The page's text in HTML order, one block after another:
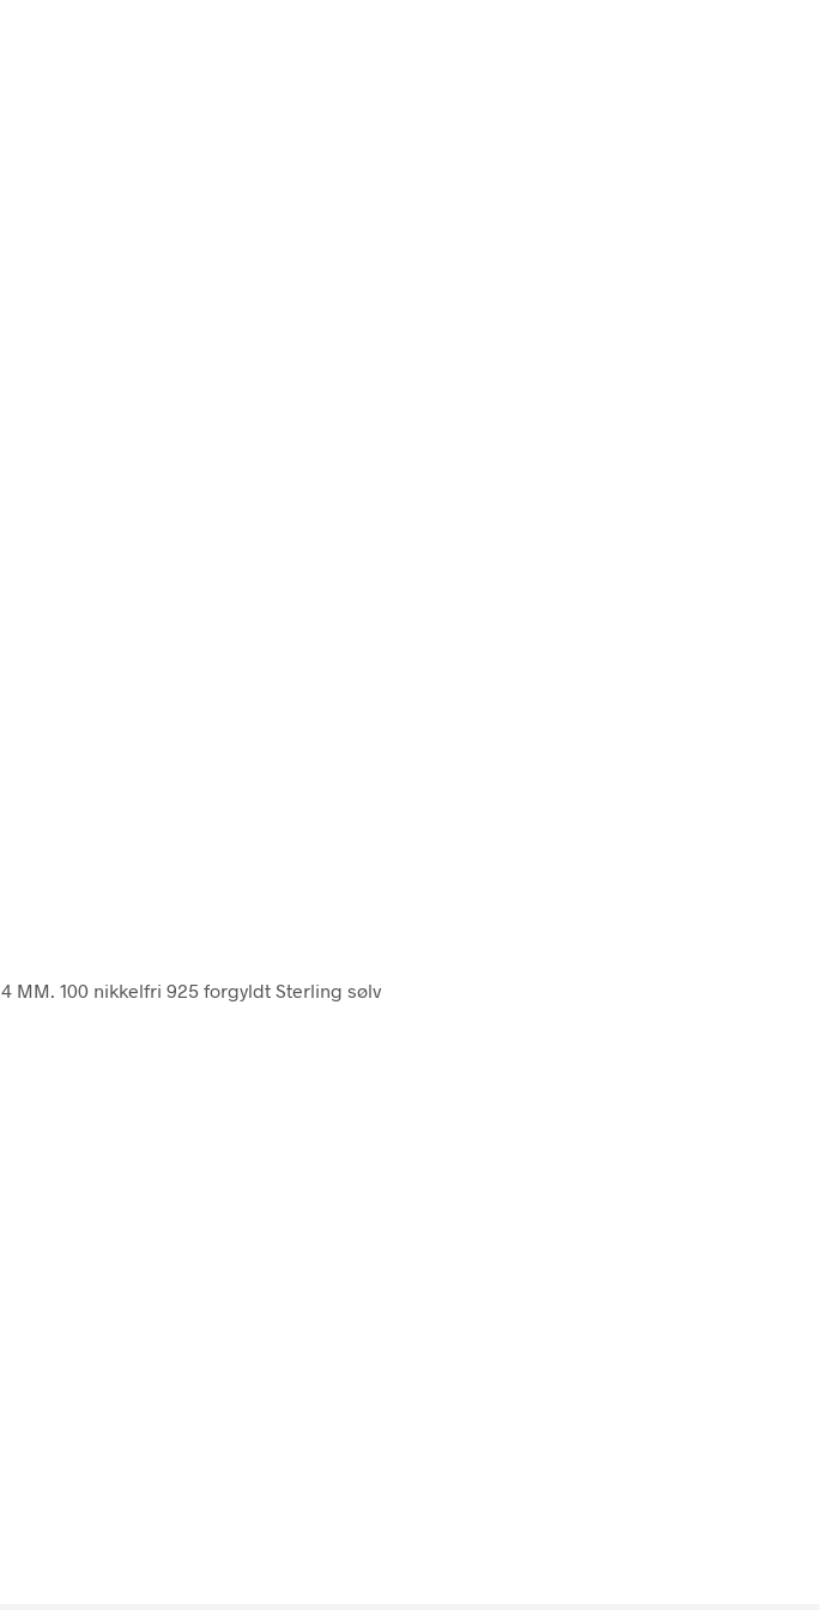
. 4 MM. 100 nikkelfri 925 forgyldt Sterling sølv